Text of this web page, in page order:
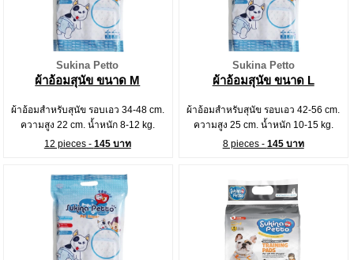
Sukina Petto
ผ้าอ้อมสุนัข ขนาด M
ผ้าอ้อมสำหรับสุนัข รอบเอว 34-48 cm.
ความสูง 22 cm. น้ำหนัก 8-12 kg.
12 pieces - 145 บาท
Sukina Petto
ผ้าอ้อมสุนัข ขนาด L
ผ้าอ้อมสำหรับสุนัข รอบเอว 42-56 cm.
ความสูง 25 cm. น้ำหนัก 10-15 kg.
8 pieces - 145 บาท